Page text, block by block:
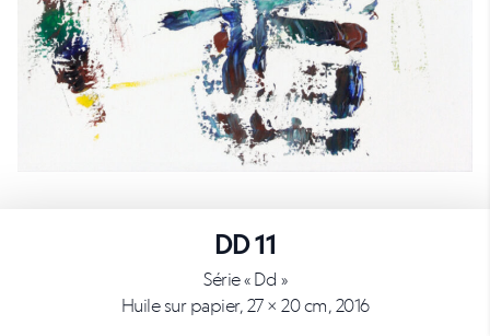
DD 11
Série « Dd »
Huile sur papier, 27 × 20 cm, 2016